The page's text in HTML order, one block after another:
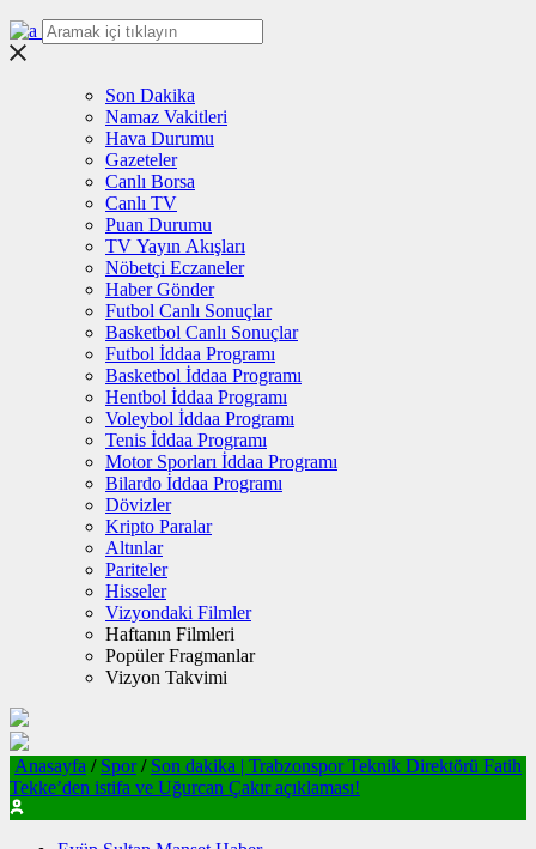
Son Dakika
Namaz Vakitleri
Hava Durumu
Gazeteler
Canlı Borsa
Canlı TV
Puan Durumu
TV Yayın Akışları
Nöbetçi Eczaneler
Haber Gönder
Futbol Canlı Sonuçlar
Basketbol Canlı Sonuçlar
Futbol İddaa Programı
Basketbol İddaa Programı
Hentbol İddaa Programı
Voleybol İddaa Programı
Tenis İddaa Programı
Motor Sporları İddaa Programı
Bilardo İddaa Programı
Dövizler
Kripto Paralar
Altınlar
Pariteler
Hisseler
Vizyondaki Filmler
Haftanın Filmleri
Popüler Fragmanlar
Vizyon Takvimi
Anasayfa / Spor / Son dakika | Trabzonspor Teknik Direktörü Fatih
Tekke’den istifa ve Uğurcan Çakır açıklaması!